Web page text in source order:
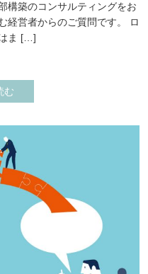
構築のコンサルティングをお
経営者からのご質問です。 ロ
ま […]
む